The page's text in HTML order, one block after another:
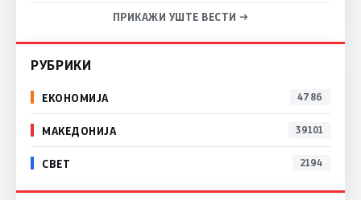
ПРИКАЖИ УШТЕ ВЕСТИ →
РУБРИКИ
ЕКОНОМИЈА 4786
МАКЕДОНИЈА 39101
СВЕТ 2194